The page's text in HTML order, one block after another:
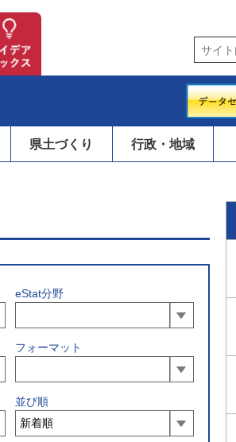
県土づくり 行政・地域
eStat分野
フォーマット
並び順